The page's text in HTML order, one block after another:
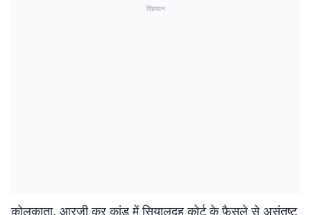
विज्ञापन
कोलकाता. आरजी कर कांड में सियालदह कोर्ट के फैसले से असंतुष्ट